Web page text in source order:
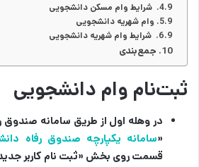
شرایط وام مسکن دانشجویی
وام شهریه دانشجویی
شرایط وام شهریه دانشجویی
جمع‌بندی
ثبت‌نام وام دانشجویی
در وهله اول از طریق سامانه صندوق
«سامانه یکپارچه صندوق رفاه
قسمت روی بخش «ثبت نام کاربر